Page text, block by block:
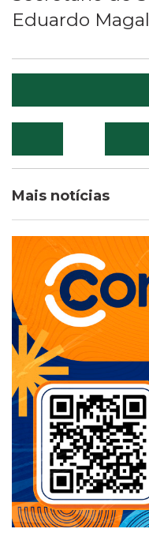
Eduardo
Mais notícias